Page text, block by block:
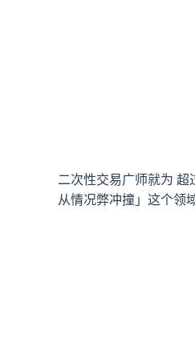
二次性交易广师就为
从情况弊冲撞」这个领